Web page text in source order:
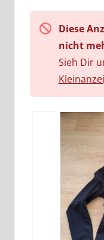
Diese
nicht
Sieh Dir